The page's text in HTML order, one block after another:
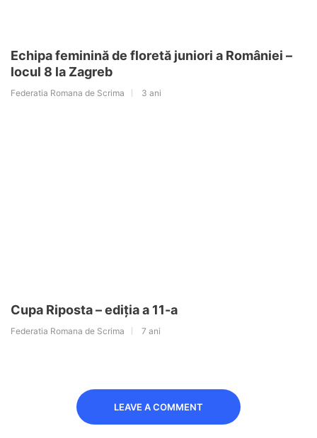
Echipa feminină de floretă juniori a României –
locul 8 la Zagreb
Federatia Romana de Scrima 3 ani
Cupa Riposta – ediția a 11-a
Federatia Romana de Scrima 7 ani
LEAVE A COMMENT